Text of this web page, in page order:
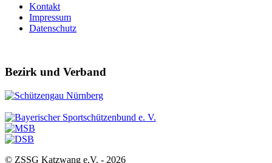
Kontakt
Impressum
Datenschutz
Bezirk und Verband
© ZSSG Katzwang e.V. - 2026